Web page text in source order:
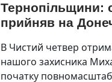
Тернопільщини:
прийняв на
В Чистий четвер
нашого захисника
початку